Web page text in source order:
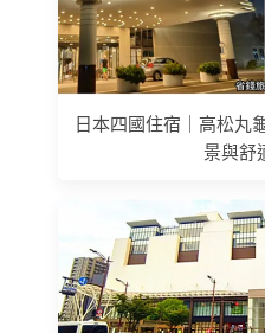
日本四國住宿｜高松丸
景與舒